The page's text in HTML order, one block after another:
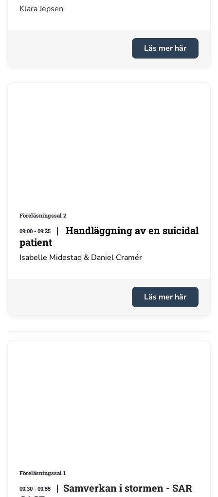
Klara Jepsen
Läs mer här
Föreläsningssal 2
09:00 - 09:25 | Handläggning av en suicidal
patient
Isabelle Midestad & Daniel Cramér
Läs mer här
Föreläsningssal 1
09:30 - 09:55
| Samverkan i stormen - SAR